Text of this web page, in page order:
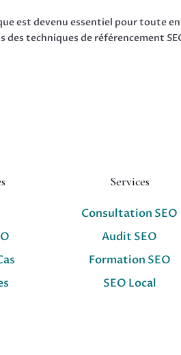
est devenu essentiel pour toute
techniques de référencement
Services
Consultation SEO
Audit SEO
Formation SEO
SEO Local